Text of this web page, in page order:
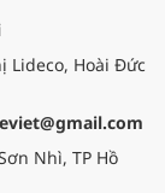
Lideco, Hoài Đức
Nhì, TP Hồ